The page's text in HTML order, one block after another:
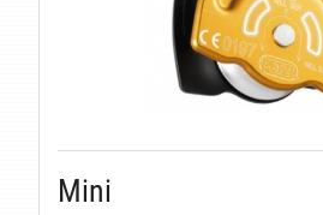
Mini